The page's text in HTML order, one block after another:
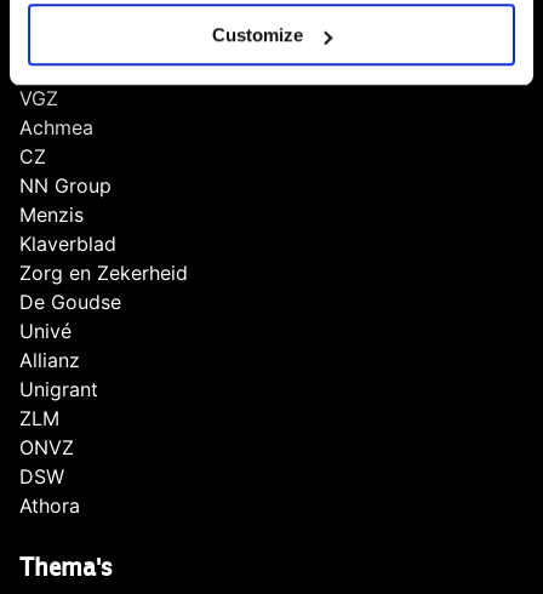
Customize
Scores
ASR
VGZ
Achmea
CZ
NN Group
Menzis
Klaverblad
Zorg en Zekerheid
De Goudse
Univé
Allianz
Unigrant
ZLM
ONVZ
DSW
Athora
Thema's